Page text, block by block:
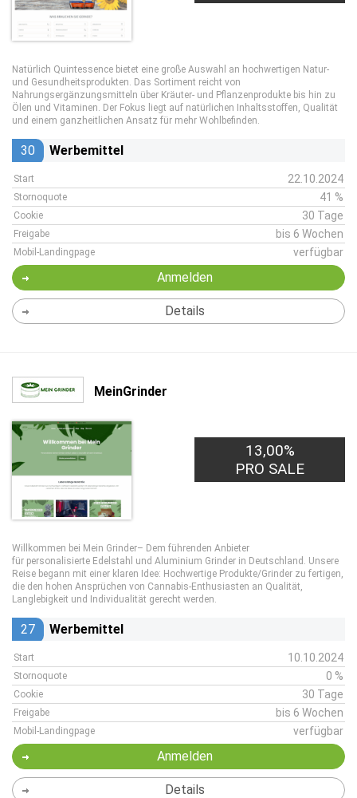
Natürlich Quintessence bietet eine große Auswahl an hochwertigen Natur-
und Gesundheitsprodukten. Das Sortiment reicht von
Nahrungsergänzungsmitteln über Kräuter- und Pflanzenprodukte bis hin zu
Ölen und Vitaminen. Der Fokus liegt auf natürlichen Inhaltsstoffen, Qualität
und einem ganzheitlichen Ansatz für mehr Wohlbefinden.
30 Werbemittel
Start 22.10.2024
Stornoquote 41 %
Cookie 30 Tage
Freigabe bis 6 Wochen
Mobil-Landingpage verfügbar
Anmelden
Details
MeinGrinder
13,00%
PRO SALE
Willkommen bei Mein Grinder– Dem führenden Anbieter
für personalisierte Edelstahl und Aluminium Grinder in Deutschland. Unsere
Reise begann mit einer klaren Idee: Hochwertige Produkte/Grinder zu fertigen,
die den hohen Ansprüchen von Cannabis-Enthusiasten an Qualität,
Langlebigkeit und Individualität gerecht werden.
27 Werbemittel
Start 10.10.2024
Stornoquote 0 %
Cookie 30 Tage
Freigabe bis 6 Wochen
Mobil-Landingpage verfügbar
Anmelden
Details